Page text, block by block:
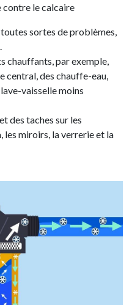
contre le calcaire
sortes de problèmes,
chauffants, par exemple,
central, des chauffe-eau,
vaisselle moins
des taches sur les
les miroirs, la verrerie et la